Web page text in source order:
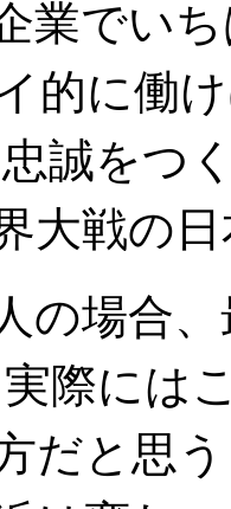
業でい
的に働
誠をつ
大戦の
の場合
際には
だと思